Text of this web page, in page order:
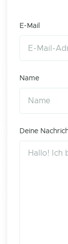
E-Mail
Name
Deine